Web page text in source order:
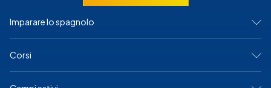
Imparare lo spagnolo
Madrid
Corsi